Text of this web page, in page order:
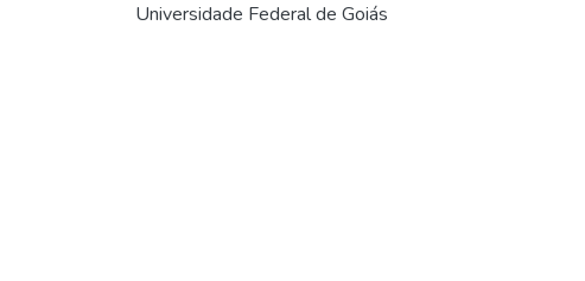
Universidade Federal de Goiás